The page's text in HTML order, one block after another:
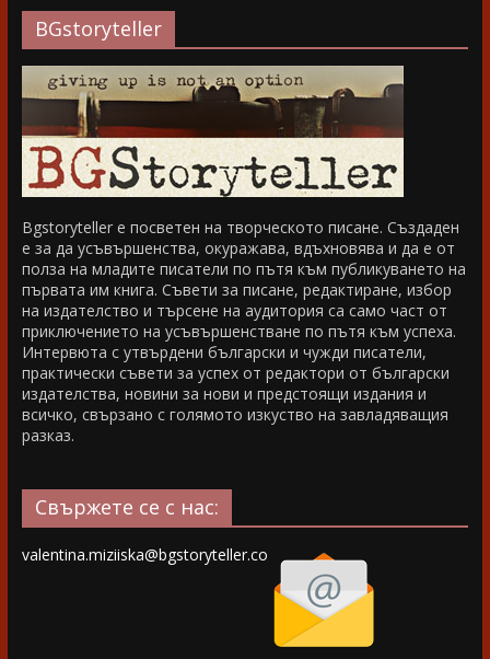
BGstoryteller
Bgstoryteller е посветен на творческото писане. Създаден
е за да усъвършенства, окуражава, вдъхновява и да е от
полза на младите писатели по пътя към публикуването на
първата им книга. Съвети за писане, редактиране, избор
на издателство и търсене на аудитория са само част от
приключението на усъвършенстване по пътя към успеха.
Интервюта с утвърдени български и чужди писатели,
практически съвети за успех от редактори от български
издателства, новини за нови и предстоящи издания и
всичко, свързано с голямото изкуство на завладяващия
разказ.
Свържете се с нас:
valentina.miziiska@bgstoryteller.co